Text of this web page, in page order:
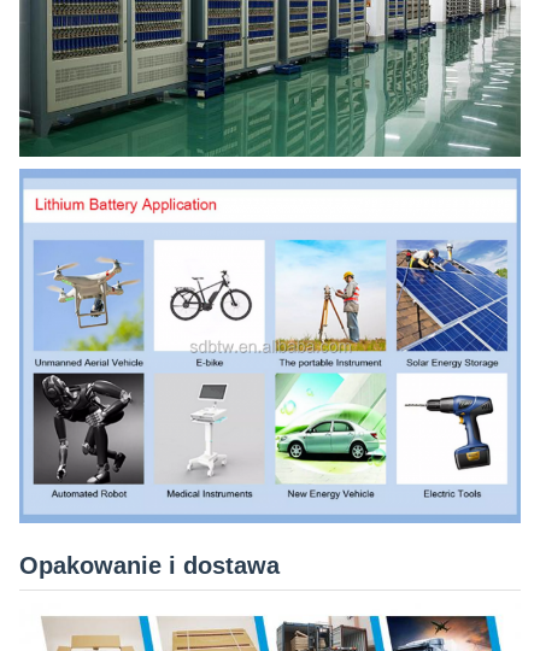
Opakowanie i dostawa